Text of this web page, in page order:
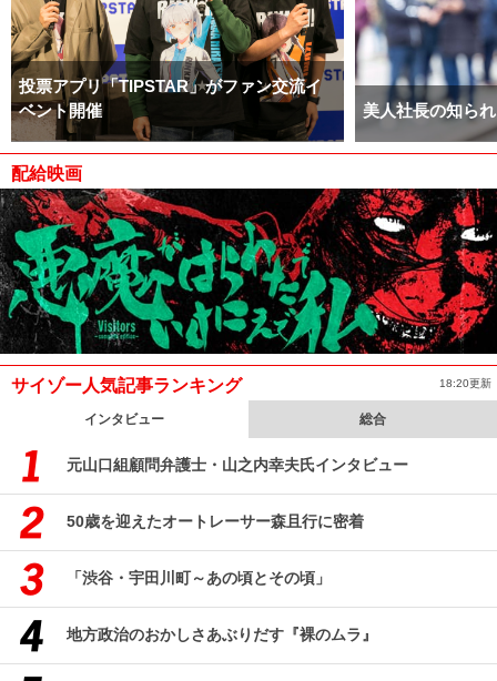
投票アプリ「TIPSTAR」がファン交流イ
ベント開催
美人社長の知ら
配給映画
サイゾー人気記事ランキング 18:20更新
インタビュー 総合
元山口組顧問弁護士・山之内幸夫氏インタビュー
50歳を迎えたオートレーサー森且行に密着
「渋谷・宇田川町～あの頃とその頃」
地方政治のおかしさあぶりだす『裸のムラ』